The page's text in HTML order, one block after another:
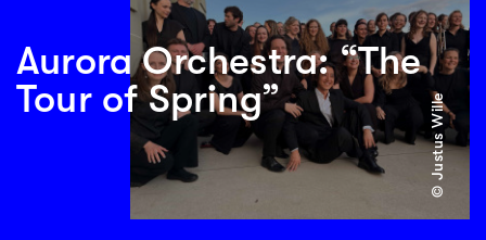
Aurora Orchestra: “The
Tour of Spring”
© Justus Wille